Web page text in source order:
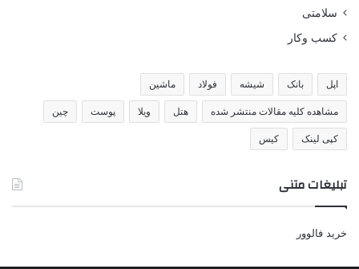
سلامتی
کسب وکار
اپل بانک شیشه فولاد ماشین
مشاهده کلیه مقالات منتشر شده هتل ویلا پوست چین
کپی لینک کیس
تبلیغات متنی
خرید فالوور